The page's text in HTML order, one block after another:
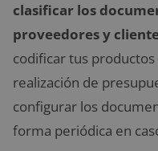
clasificar los
proveedores y
codificar tus
realización de
configurar los
forma periódica en